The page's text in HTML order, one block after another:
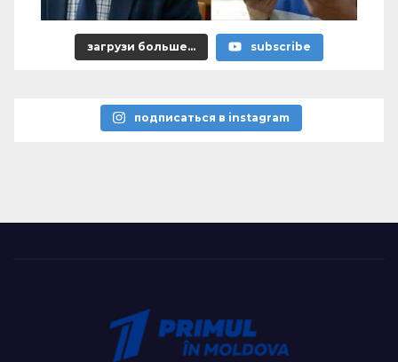
загрузи больше... subscribe
подписаться в instagram